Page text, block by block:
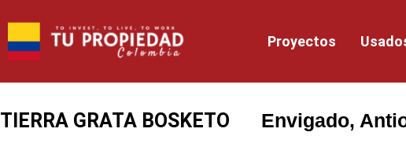
Proyectos
TIERRA GRATA BOSKETO Envigado,